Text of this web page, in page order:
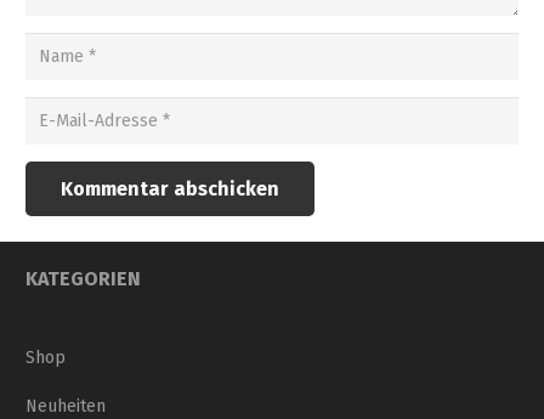
Kommentar abschicken
KATEGORIEN
Shop
Neuheiten